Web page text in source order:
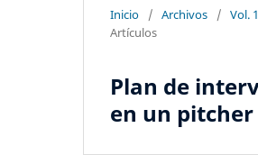
Inicio / Archivos / Vol.
Artículos
Plan de
en un pitcher